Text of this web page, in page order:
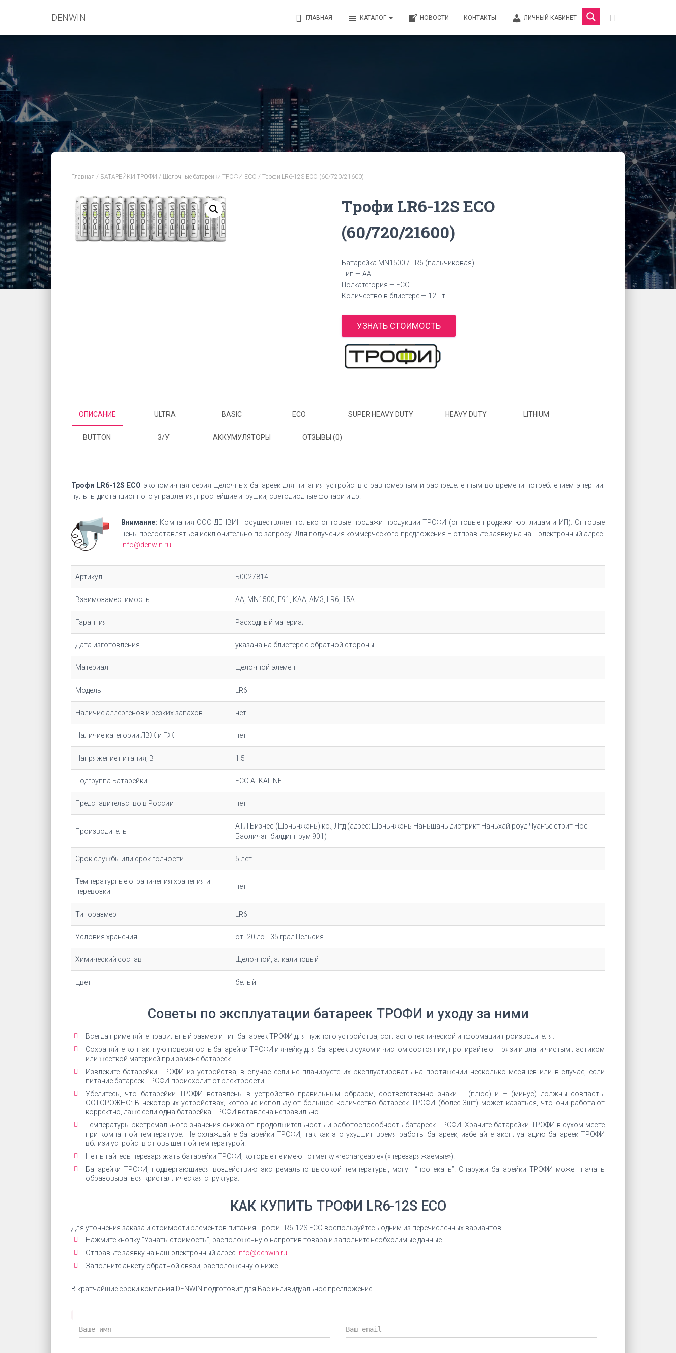
DENWIN ГЛАВНАЯ КАТАЛОГ НОВОСТИ КОНТАКТЫ ЛИЧНЫЙ КАБИНЕТ
Главная / БАТАРЕЙКИ ТРОФИ / Щелочные батарейки ТРОФИ ECO / Трофи LR6-12S ECO (60/720/21600)
Трофи LR6-12S ECO
(60/720/21600)
Батарейка MN1500 / LR6 (пальчиковая)
Тип — AA
Подкатегория — ECO
Количество в блистере — 12шт
УЗНАТЬ СТОИМОСТЬ
ОПИСАНИЕ ULTRA BASIC ECO SUPER HEAVY DUTY HEAVY DUTY LITHIUM
BUTTON З/У АККУМУЛЯТОРЫ ОТЗЫВЫ (0)
Трофи LR6-12S ECO экономичная серия щелочных батареек для питания устройств с равномерным и распределенным во времени потреблением энергии:
пульты дистанционного управления, простейшие игрушки, светодиодные фонари и др.
Внимание: Компания ООО ДЕНВИН осуществляет только оптовые продажи продукции ТРОФИ (оптовые продажи юр. лицам и ИП). Оптовые
цены предоставляться исключительно по запросу. Для получения коммерческого предложения – отправьте заявку на наш электронный адрес:
info@denwin.ru
Артикул Б0027814
Взаимозаместимость AA, MN1500, E91, KAA, AM3, LR6, 15A
Гарантия Расходный материал
Дата изготовления указана на блистере с обратной стороны
Материал щелочной элемент
Модель LR6
Наличие аллергенов и резких запахов нет
Наличие категории ЛВЖ и ГЖ нет
Напряжение питания, В 1.5
Подгруппа Батарейки ECO ALKALINE
Представительство в России нет
Производитель
АТЛ Бизнес (Шэньчжэнь) ко., Лтд (адрес: Шэньчжэнь Наньшань дистрикт Наньхай роуд Чуанъе стрит Нос
Баоличэн билдинг рум 901)
Срок службы или срок годности 5 лет
Температурные ограничения хранения и
перевозки
нет
Типоразмер LR6
Условия хранения от -20 до +35 град Цельсия
Химический состав Щелочной, алкалиновый
Цвет белый
Советы по эксплуатации батареек ТРОФИ и уходу за ними
Всегда применяйте правильный размер и тип батареек ТРОФИ для нужного устройства, согласно технической информации производителя.
Сохраняйте контактную поверхность батарейки ТРОФИ и ячейку для батареек в сухом и чистом состоянии, протирайте от грязи и влаги чистым ластиком
или жесткой материей при замене батареек.
Извлеките батарейки ТРОФИ из устройства, в случае если не планируете их эксплуатировать на протяжении несколько месяцев или в случае, если
питание батареек ТРОФИ происходит от электросети.
Убедитесь, что батарейки ТРОФИ вставлены в устройство правильным образом, соответственно знаки + (плюс) и – (минус) должны совпасть.
ОСТОРОЖНО: В некоторых устройствах, которые используют большое количество батареек ТРОФИ (более 3шт) может казаться, что они работают
корректно, даже если одна батарейка ТРОФИ вставлена неправильно.
Температуры экстремального значения снижают продолжительность и работоспособность батареек ТРОФИ. Храните батарейки ТРОФИ в сухом месте
при комнатной температуре. Не охлаждайте батарейки ТРОФИ, так как это ухудшит время работы батареек, избегайте эксплуатацию батареек ТРОФИ
вблизи устройств с повышенной температурой.
Не пытайтесь перезаряжать батарейки ТРОФИ, которые не имеют отметку «rechargeable» («перезаряжаемые»).
Батарейки ТРОФИ, подвергающиеся воздействию экстремально высокой температуры, могут “протекать”. Снаружи батарейки ТРОФИ может начать
образовываться кристаллическая структура.
КАК КУПИТЬ ТРОФИ LR6-12S ECO
Для уточнения заказа и стоимости элементов питания Трофи LR6-12S ECO воспользуйтесь одним из перечисленных вариантов:
Нажмите кнопку “Узнать стоимость”, расположенную напротив товара и заполните необходимые данные.
Отправьте заявку на наш электронный адрес info@denwin.ru.
Заполните анкету обратной связи, расположенную ниже.
В кратчайшие сроки компания DENWIN подготовит для Вас индивидуальное предложение.